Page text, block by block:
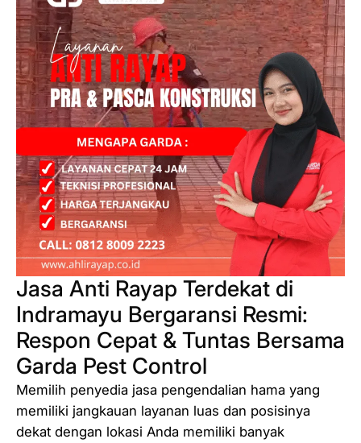
Jasa Anti Rayap Terdekat di
Indramayu Bergaransi Resmi:
Respon Cepat & Tuntas Bersama
Garda Pest Control
Memilih penyedia jasa pengendalian hama yang
memiliki jangkauan layanan luas dan posisinya
dekat dengan lokasi Anda memiliki banyak